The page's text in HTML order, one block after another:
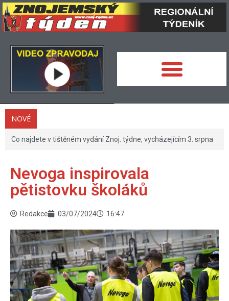
NOVÉ
Co najdete v tištěném vydání Znoj. týdne, vycházejícím 3. srpna
Nevoga inspirovala
pětistovku školáků
Redakce 03/07/2024 16:47